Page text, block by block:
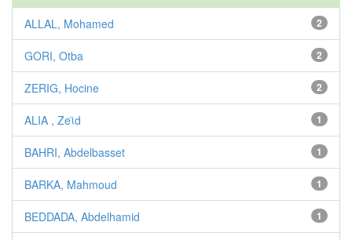
2
ALLAL, Mohamed
2
GORI, Otba
2
ZERIG, Hocine
1
ALIA , Zeϊd
1
BAHRI, Abdelbasset
1
BARKA, Mahmoud
1
BEDDADA, Abdelhamid